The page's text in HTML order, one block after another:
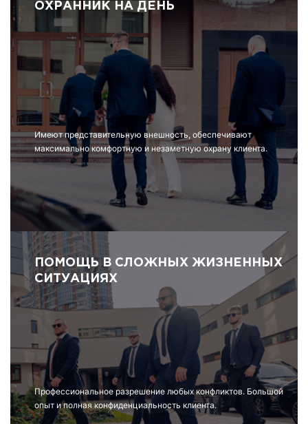
ОХРАННИК НА ДЕНЬ
Имеют представительную внешность, обеспечивают
максимально комфортную и незаметную охрану клиента.
ПОМОЩЬ В СЛОЖНЫХ ЖИЗНЕННЫХ
СИТУАЦИЯХ
Профессиональное разрешение любых конфликтов. Большой
опыт и полная конфиденциальность клиента.